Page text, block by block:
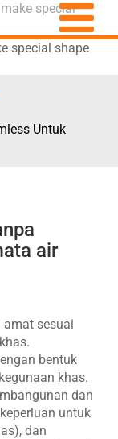
Untuk
air
amat sesuai
bentuk
khas.
dan
untuk
dan